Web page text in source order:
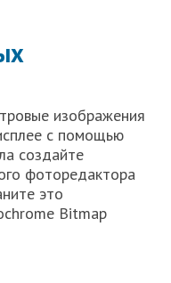
изображения
с помощью
создайте
фоторедактора
это
Bitmap